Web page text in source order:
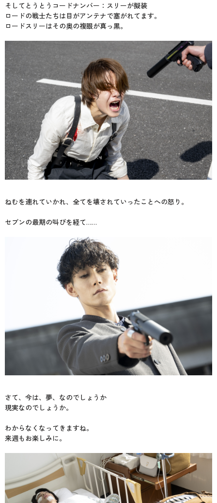
そしてとうとうコードナンバー：スリーが擬装
ロードの戦士たちは目がアンテナで塞がれてます。
ロードスリーはその奥の複眼が真っ黒。
ねむを連れていかれ、全てを壊されていったことへの怒り。
セブンの最期の叫びを経て……
さて、今は、夢、なのでしょうか
現実なのでしょうか。
わからなくなってきますね。
来週もお楽しみに。